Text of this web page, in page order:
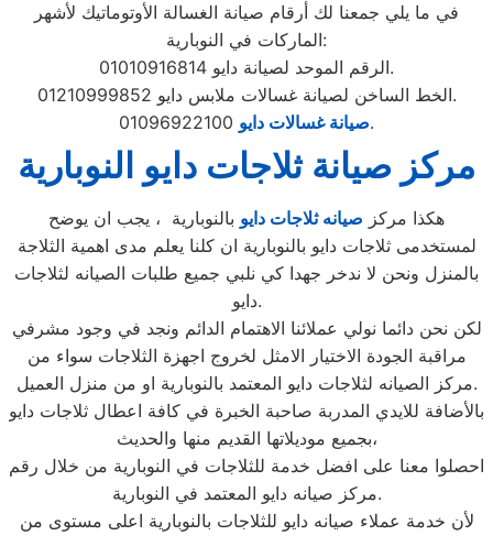
في ما يلي جمعنا لك أرقام صيانة الغسالة الأوتوماتيك لأشهر
الماركات في النوبارية:
الرقم الموحد لصيانة دايو 01010916814.
الخط الساخن لصيانة غسالات ملابس دايو 01210999852.
صيانة غسالات دايو01096922100.
مركز صيانة ثلاجات دايو النوبارية
هكذا مركز صيانه ثلاجات دايو بالنوبارية ، يجب ان يوضح
لمستخدمى ثلاجات دايو بالنوبارية ان كلنا يعلم مدى اهمية الثلاجة
بالمنزل ونحن لا ندخر جهدا كي نلبي جميع طلبات الصيانه لثلاجات
دايو.
لكن نحن دائما نولي عملائنا الاهتمام الدائم ونجد في وجود مشرفي
مراقبة الجودة الاختيار الامثل لخروج اجهزة الثلاجات سواء من
مركز الصيانه لثلاجات دايو المعتمد بالنوبارية او من منزل العميل.
بالأضافة للايدي المدربة صاحبة الخبرة في كافة اعطال ثلاجات دايو
بجميع موديلاتها القديم منها والحديث،
احصلوا معنا على افضل خدمة للثلاجات في النوبارية من خلال رقم
مركز صيانه دايو المعتمد في النوبارية.
لأن خدمة عملاء صيانه دايو للثلاجات بالنوبارية اعلى مستوى من